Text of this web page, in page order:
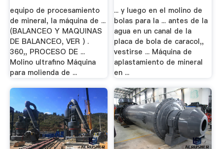
equipo de procesamiento
de mineral, la máquina de ...
(BALANCEO Y MAQUINAS
DE BALANCEO, VER ) .
360,, PROCESO DE ...
Molino ultrafino Máquina
para molienda de ...
... y luego en el molino de
bolas para la ... antes de la
agua en un canal de la
placa de bola de caracol,,
vestirse ... Máquina de
aplastamiento de mineral
en ...